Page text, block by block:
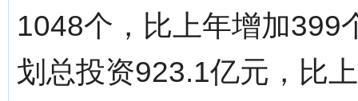
1048个，比上年增加399
划总投资923.1亿元，比